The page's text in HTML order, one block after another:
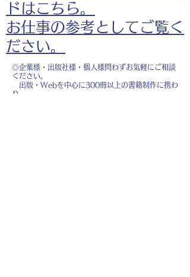
ドはこちら。
お仕事の参考としてご覧く
ださい。
◎企業様・出版社様・個人様問わずお気軽にご相談
ください。
出版・Webを中心に300冊以上の書籍制作に携わ
り、